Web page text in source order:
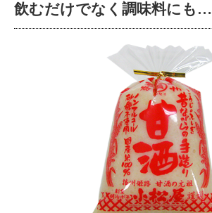
飲むだけでなく調味料にも…